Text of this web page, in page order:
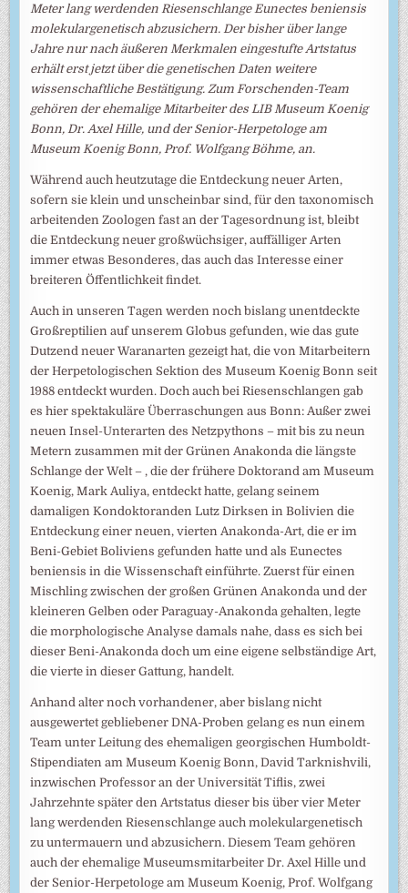
Meter lang werdenden Riesenschlange Eunectes beniensis
molekulargenetisch abzusichern. Der bisher über lange
Jahre nur nach äußeren Merkmalen eingestufte Artstatus
erhält erst jetzt über die genetischen Daten weitere
wissenschaftliche Bestätigung. Zum Forschenden-Team
gehören der ehemalige Mitarbeiter des LIB Museum Koenig
Bonn, Dr. Axel Hille, und der Senior-Herpetologe am
Museum Koenig Bonn, Prof. Wolfgang Böhme, an.
Während auch heutzutage die Entdeckung neuer Arten,
sofern sie klein und unscheinbar sind, für den taxonomisch
arbeitenden Zoologen fast an der Tagesordnung ist, bleibt
die Entdeckung neuer großwüchsiger, auffälliger Arten
immer etwas Besonderes, das auch das Interesse einer
breiteren Öffentlichkeit findet.
Auch in unseren Tagen werden noch bislang unentdeckte
Großreptilien auf unserem Globus gefunden, wie das gute
Dutzend neuer Waranarten gezeigt hat, die von Mitarbeitern
der Herpetologischen Sektion des Museum Koenig Bonn seit
1988 entdeckt wurden. Doch auch bei Riesenschlangen gab
es hier spektakuläre Überraschungen aus Bonn: Außer zwei
neuen Insel-Unterarten des Netzpythons – mit bis zu neun
Metern zusammen mit der Grünen Anakonda die längste
Schlange der Welt – , die der frühere Doktorand am Museum
Koenig, Mark Auliya, entdeckt hatte, gelang seinem
damaligen Kondoktoranden Lutz Dirksen in Bolivien die
Entdeckung einer neuen, vierten Anakonda-Art, die er im
Beni-Gebiet Boliviens gefunden hatte und als Eunectes
beniensis in die Wissenschaft einführte. Zuerst für einen
Mischling zwischen der großen Grünen Anakonda und der
kleineren Gelben oder Paraguay-Anakonda gehalten, legte
die morphologische Analyse damals nahe, dass es sich bei
dieser Beni-Anakonda doch um eine eigene selbständige Art,
die vierte in dieser Gattung, handelt.
Anhand alter noch vorhandener, aber bislang nicht
ausgewertet gebliebener DNA-Proben gelang es nun einem
Team unter Leitung des ehemaligen georgischen Humboldt-
Stipendiaten am Museum Koenig Bonn, David Tarknishvili,
inzwischen Professor an der Universität Tiflis, zwei
Jahrzehnte später den Artstatus dieser bis über vier Meter
lang werdenden Riesenschlange auch molekulargenetisch
zu untermauern und abzusichern. Diesem Team gehören
auch der ehemalige Museumsmitarbeiter Dr. Axel Hille und
der Senior-Herpetologe am Museum Koenig, Prof. Wolfgang